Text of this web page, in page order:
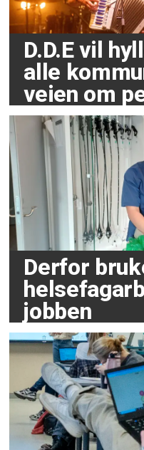
D.D.E vil
alle
veien om
Derfor
jobben